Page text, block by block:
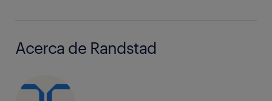
Acerca de Randstad